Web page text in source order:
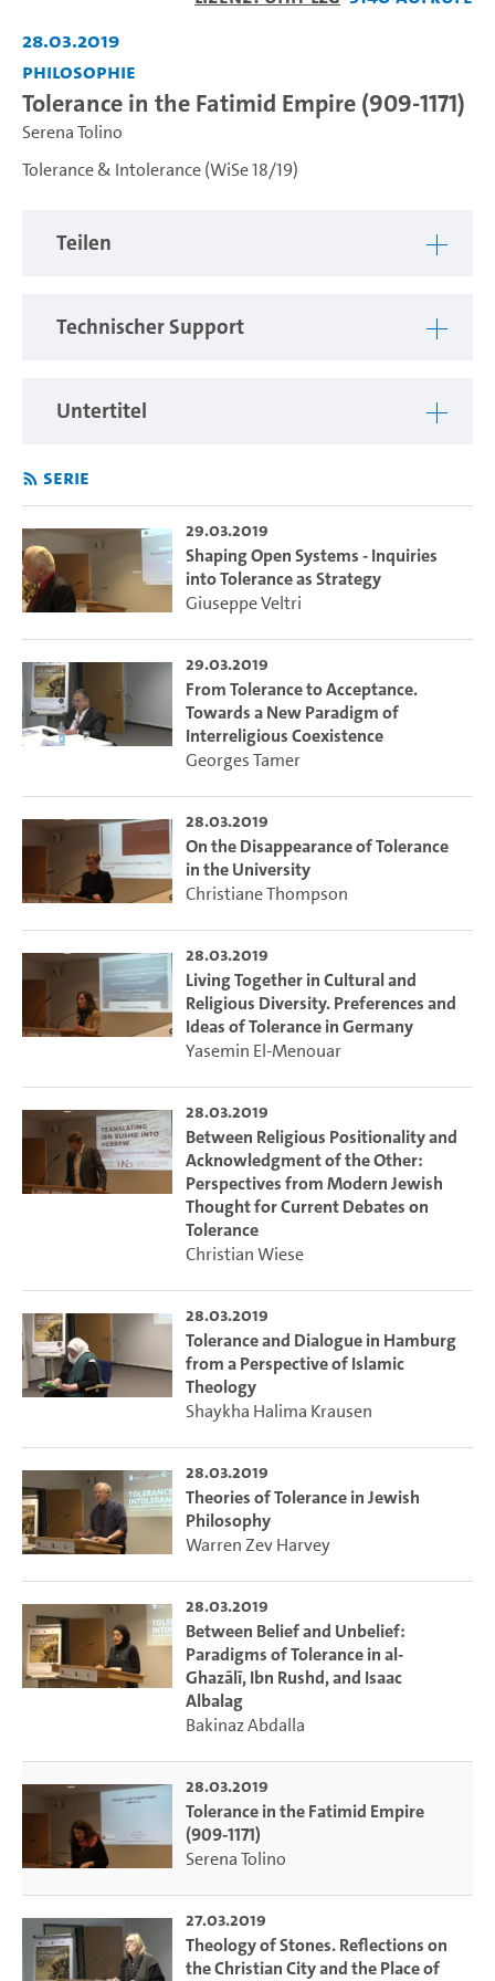
28.03.2019
Philosophie
Tolerance in the Fatimid Empire (909-1171)
Serena Tolino
Tolerance & Intolerance (WiSe 18/19)
Teilen
Technischer Support
Untertitel
Serie
29.03.2019
Shaping Open Systems - Inquiries
into Tolerance as Strategy
Giuseppe Veltri
29.03.2019
From Tolerance to Acceptance.
Towards a New Paradigm of
Interreligious Coexistence
Georges Tamer
28.03.2019
On the Disappearance of Tolerance
in the University
Christiane Thompson
28.03.2019
Living Together in Cultural and
Religious Diversity. Preferences and
Ideas of Tolerance in Germany
Yasemin El-Menouar
28.03.2019
Between Religious Positionality and
Acknowledgment of the Other:
Perspectives from Modern Jewish
Thought for Current Debates on
Tolerance
Christian Wiese
28.03.2019
Tolerance and Dialogue in Hamburg
from a Perspective of Islamic
Theology
Shaykha Halima Krausen
28.03.2019
Theories of Tolerance in Jewish
Philosophy
Warren Zev Harvey
28.03.2019
Between Belief and Unbelief:
Paradigms of Tolerance in al-
Ghazālī, Ibn Rushd, and Isaac
Albalag
Bakinaz Abdalla
28.03.2019
Tolerance in the Fatimid Empire
(909-1171)
Serena Tolino
27.03.2019
Theology of Stones. Reflections on
the Christian City and the Place of